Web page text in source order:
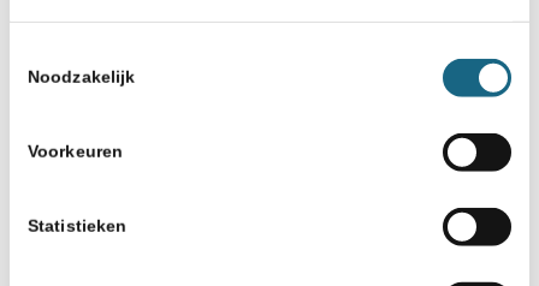
Noodzakelijk
Voorkeuren
Statistieken